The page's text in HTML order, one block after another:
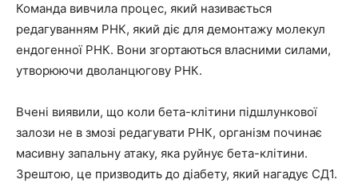
Команда вивчила процес, який називається
редагуванням РНК, який діє для демонтажу молекул
ендогенної РНК. Вони згортаються власними силами,
утворюючи дволанцюгову РНК.
Вчені виявили, що коли бета-клітини підшлункової
залози не в змозі редагувати РНК, організм починає
масивну запальну атаку, яка руйнує бета-клітини.
Зрештою, це призводить до діабету, який нагадує СД1.